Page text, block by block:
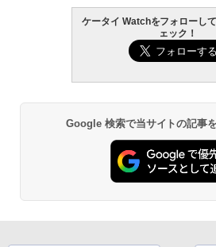
ケータイ Watchをフォローし
ェック！
Google 検索で当サイトの記事